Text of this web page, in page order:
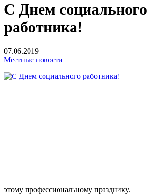
С Днем социального
работника!
07.06.2019
Местные новости
этому профессиональному празднику.